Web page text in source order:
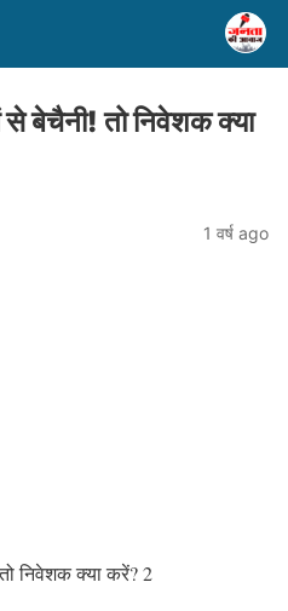
बेचैनी! तो निवेशक क्या
1 वर्ष ago
निवेशक क्या करें? 2